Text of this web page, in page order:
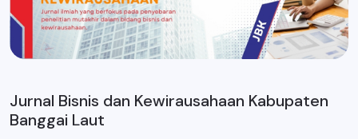
Jurnal Bisnis dan Kewirausahaan Kabupaten
Banggai Laut